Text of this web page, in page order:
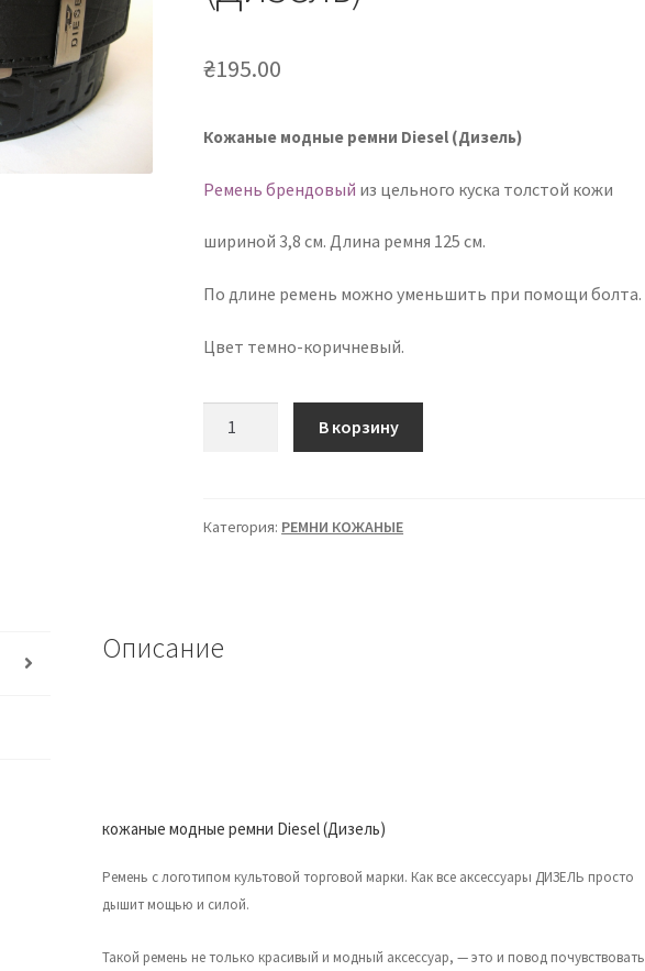
₴195.00
Кожаные модные ремни Diesel (Дизель)
Ремень брендовый из цельного куска толстой кожи
шириной 3,8 см. Длина ремня 125 см.
По длине ремень можно уменьшить при помощи болта.
Цвет темно-коричневый.
Diesel
В корзину
Категория: РЕМНИ КОЖАНЫЕ
Описание
кожаные модные ремни Diesel (Дизель)
Ремень с логотипом культовой торговой марки. Как все аксессуары ДИЗЕЛЬ просто
дышит мощью и силой.
Такой ремень не только красивый и модный аксессуар, — это и повод почувствовать